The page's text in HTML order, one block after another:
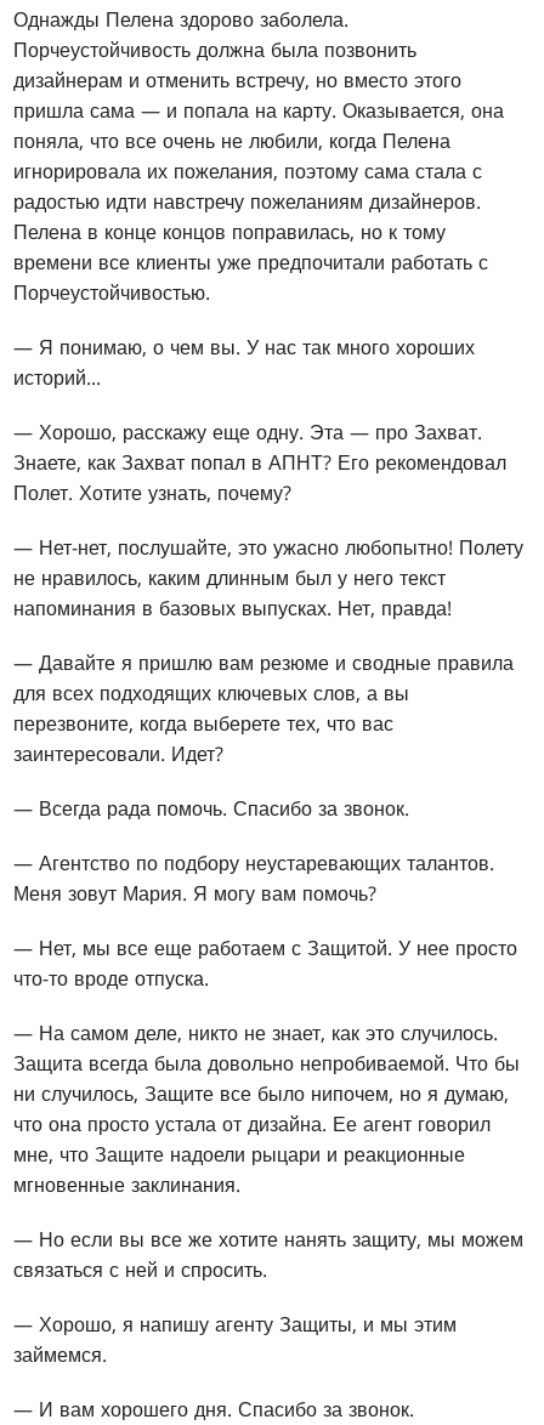
Однажды Пелена здорово заболела.
Порчеустойчивость должна была позвонить
дизайнерам и отменить встречу, но вместо этого
пришла сама — и попала на карту. Оказывается, она
поняла, что все очень не любили, когда Пелена
игнорировала их пожелания, поэтому сама стала с
радостью идти навстречу пожеланиям дизайнеров.
Пелена в конце концов поправилась, но к тому
времени все клиенты уже предпочитали работать с
Порчеустойчивостью.
— Я понимаю, о чем вы. У нас так много хороших
историй...
— Хорошо, расскажу еще одну. Эта — про Захват.
Знаете, как Захват попал в АПНТ? Его рекомендовал
Полет. Хотите узнать, почему?
— Нет-нет, послушайте, это ужасно любопытно! Полету
не нравилось, каким длинным был у него текст
напоминания в базовых выпусках. Нет, правда!
— Давайте я пришлю вам резюме и сводные правила
для всех подходящих ключевых слов, а вы
перезвоните, когда выберете тех, что вас
заинтересовали. Идет?
— Всегда рада помочь. Спасибо за звонок.
— Агентство по подбору неустаревающих талантов.
Меня зовут Мария. Я могу вам помочь?
— Нет, мы все еще работаем с Защитой. У нее просто
что-то вроде отпуска.
— На самом деле, никто не знает, как это случилось.
Защита всегда была довольно непробиваемой. Что бы
ни случилось, Защите все было нипочем, но я думаю,
что она просто устала от дизайна. Ее агент говорил
мне, что Защите надоели рыцари и реакционные
мгновенные заклинания.
— Но если вы все же хотите нанять защиту, мы можем
связаться с ней и спросить.
— Хорошо, я напишу агенту Защиты, и мы этим
займемся.
— И вам хорошего дня. Спасибо за звонок.